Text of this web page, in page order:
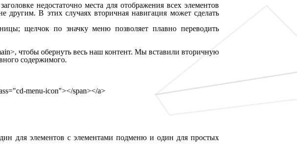
недостаточно места для отображения всех элементов
В этих случаях вторичная навигация может сделать
щелчок по значку меню позволяет плавно переводить
, чтобы обернуть весь наш контент. Мы вставили вторичную
содержимого.
="cd-menu-icon"></span></a>
для элементов с элементами подменю и один для простых